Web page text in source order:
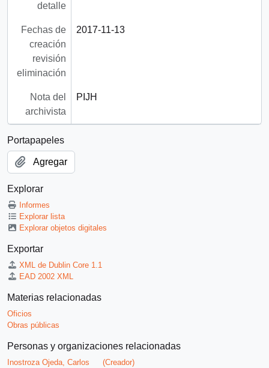
detalle
Fechas de
creación
revisión
eliminación
2017-11-13
Nota del
archivista
PIJH
Portapapeles
Agregar
Explorar
Informes
Explorar lista
Explorar objetos digitales
Exportar
XML de Dublin Core 1.1
EAD 2002 XML
Materias relacionadas
Oficios
Obras públicas
Personas y organizaciones relacionadas
Inostroza Ojeda, Carlos
(Creador)